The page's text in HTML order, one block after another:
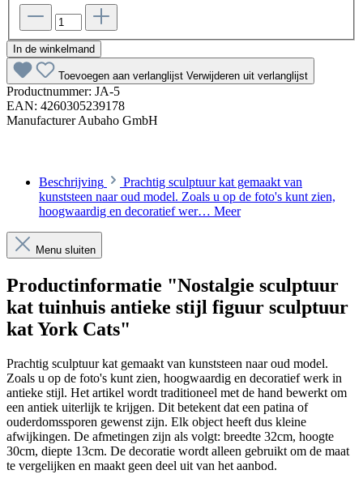
In de winkelmand
Toevoegen aan verlanglijst Verwijderen uit verlanglijst
Productnummer: JA-5
EAN: 4260305239178
ManufacturerAubaho GmbH
Beschrijving
Prachtig sculptuur kat gemaakt van
kunststeen naar oud model. Zoals u op de foto's kunt zien,
hoogwaardig en decoratief wer… Meer
Menu sluiten
Productinformatie "Nostalgie sculptuur
kat tuinhuis antieke stijl figuur sculptuur
kat York Cats"
Prachtig sculptuur kat gemaakt van kunststeen naar oud model.
Zoals u op de foto's kunt zien, hoogwaardig en decoratief werk in
antieke stijl. Het artikel wordt traditioneel met de hand bewerkt om
een antiek uiterlijk te krijgen. Dit betekent dat een patina of
ouderdomssporen gewenst zijn. Elk object heeft dus kleine
afwijkingen. De afmetingen zijn als volgt: breedte 32cm, hoogte
30cm, diepte 13cm. De decoratie wordt alleen gebruikt om de maat
te vergelijken en maakt geen deel uit van het aanbod.